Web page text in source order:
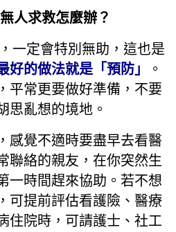
人求救怎麼辦？
一定會特別無助，這也是
好的做法就是「預防」
。
平常更要做好準備，不要
思亂想的境地。
感覺不適時要盡早去看醫
聯絡的親友，在你突然生
一時間趕來協助。若不想
可提前評估看護險、醫療
住院時，可請護士、社工